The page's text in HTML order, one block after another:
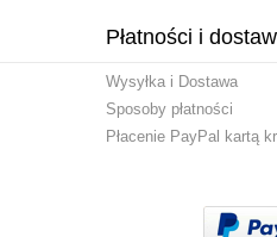
Płatności i
Wysyłka i Dostawa
Sposoby płatności
Płacenie PayPal kartą